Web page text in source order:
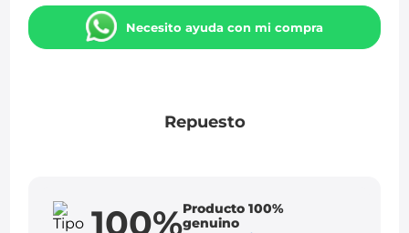
Necesito ayuda con mi compra
Repuesto
100%Producto 100%
genuino